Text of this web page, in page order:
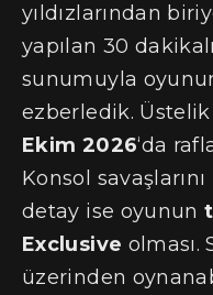
yıldızlarından
yapılan 30
sunumuyla
ezberledik.
Ekim 2026‘da
Konsol
detay ise oyunun
Exclusive olması.
üzerinden